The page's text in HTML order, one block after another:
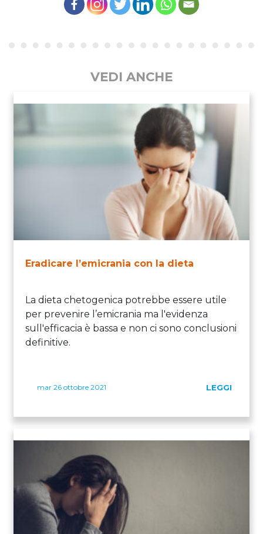
VEDI ANCHE
Eradicare l’emicrania con la dieta
La dieta chetogenica potrebbe essere utile
per prevenire l’emicrania ma l'evidenza
sull'efficacia è bassa e non ci sono conclusioni
definitive.
mar 26 ottobre 2021 LEGGI